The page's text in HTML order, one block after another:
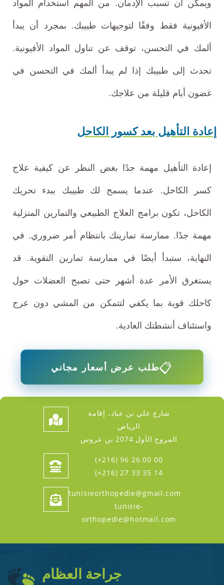
ويمكن أن تسبب الإدمان. من المهم استخدام المواد
الأفيونية فقط وفقًا لتوجيهات طبيبك. بمجرد أن يبدأ
ألمك في التحسن، توقف عن تناول المواد الأفيونية.
تحدث إلى طبيبك إذا لم يبدأ ألمك في التحسن في
غضون أيام قليلة من علاجك.
إعادة التأهيل بعد كسور الكاحل
إعادة التأهيل مهمة جدًا بغض النظر عن كيفية علاج
كسر الكاحل. عندما يسمح لك طبيبك ببدء تحريك
الكاحل، تكون برامج العلاج الطبيعي والتمارين المنزلية
مهمة جدًا. ممارسة تمارينك بانتظام أمر ضروري. في
النهاية، ستبدأ أيضًا في ممارسة تمارين التقوية. قد
يستغرق الأمر عدة أشهر حتى تصبح العضلات حول
كاحلك قوية بما يكفي لتتمكن من المشي دون عرج
واستئناف أنشطتك العادية.
📋طلب عرض أسعار مجاني
شارع علي بن عياد، إقامة
الرياض
المروج الأول 2074 بن عروس
(+216) 96 26 00 00
(+216) 27 33 35 14
tunisieorthopedie@gmail.com
tunisie-
orthopedie@hotmail.com
جراحة العظام